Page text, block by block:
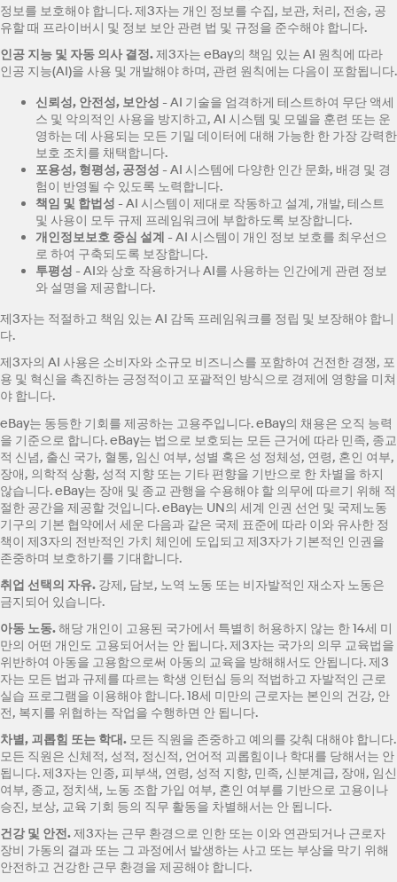
정보를 보호해야 합니다. 제3자는 개인 정보를 수집, 보관, 처리, 전송, 공
유할 때 프라이버시 및 정보 보안 관련 법 및 규정을 준수해야 합니다.
인공 지능 및 자동 의사 결정.제3자는 eBay의 책임 있는 AI 원칙에 따라
인공 지능(AI)을 사용 및 개발해야 하며, 관련 원칙에는 다음이 포함됩니다.
신뢰성, 안전성, 보안성 - AI 기술을 엄격하게 테스트하여 무단 액세
스 및 악의적인 사용을 방지하고, AI 시스템 및 모델을 훈련 또는 운
영하는 데 사용되는 모든 기밀 데이터에 대해 가능한 한 가장 강력한
보호 조치를 채택합니다.
포용성, 형평성, 공정성 - AI 시스템에 다양한 인간 문화, 배경 및 경
험이 반영될 수 있도록 노력합니다.
책임 및 합법성 - AI 시스템이 제대로 작동하고 설계, 개발, 테스트
및 사용이 모두 규제 프레임워크에 부합하도록 보장합니다.
개인정보보호 중심 설계 - AI 시스템이 개인 정보 보호를 최우선으
로 하여 구축되도록 보장합니다.
투평성 - AI와 상호 작용하거나 AI를 사용하는 인간에게 관련 정보
와 설명을 제공합니다.
제3자는 적절하고 책임 있는 AI 감독 프레임워크를 정립 및 보장해야 합니
다.
제3자의 AI 사용은 소비자와 소규모 비즈니스를 포함하여 건전한 경쟁, 포
용 및 혁신을 촉진하는 긍정적이고 포괄적인 방식으로 경제에 영향을 미쳐
야 합니다.
eBay는 동등한 기회를 제공하는 고용주입니다. eBay의 채용은 오직 능력
을 기준으로 합니다. eBay는 법으로 보호되는 모든 근거에 따라 민족, 종교
적 신념, 출신 국가, 혈통, 임신 여부, 성별 혹은 성 정체성, 연령, 혼인 여부,
장애, 의학적 상황, 성적 지향 또는 기타 편향을 기반으로 한 차별을 하지
않습니다. eBay는 장애 및 종교 관행을 수용해야 할 의무에 따르기 위해 적
절한 공간을 제공할 것입니다. eBay는 UN의 세계 인권 선언 및 국제노동
기구의 기본 협약에서 세운 다음과 같은 국제 표준에 따라 이와 유사한 정
책이 제3자의 전반적인 가치 체인에 도입되고 제3자가 기본적인 인권을
존중하며 보호하기를 기대합니다.
취업 선택의 자유. 강제, 담보, 노역 노동 또는 비자발적인 재소자 노동은
금지되어 있습니다.
아동 노동.해당 개인이 고용된 국가에서 특별히 허용하지 않는 한 14세 미
만의 어떤 개인도 고용되어서는 안 됩니다. 제3자는 국가의 의무 교육법을
위반하여 아동을 고용함으로써 아동의 교육을 방해해서도 안됩니다. 제3
자는 모든 법과 규제를 따르는 학생 인턴십 등의 적법하고 자발적인 근로
실습 프로그램을 이용해야 합니다. 18세 미만의 근로자는 본인의 건강, 안
전, 복지를 위협하는 작업을 수행하면 안 됩니다.
차별, 괴롭힘 또는 학대. 모든 직원을 존중하고 예의를 갖춰 대해야 합니다.
모든 직원은 신체적, 성적, 정신적, 언어적 괴롭힘이나 학대를 당해서는 안
됩니다. 제3자는 인종, 피부색, 연령, 성적 지향, 민족, 신분계급, 장애, 임신
여부, 종교, 정치색, 노동 조합 가입 여부, 혼인 여부를 기반으로 고용이나
승진, 보상, 교육 기회 등의 직무 활동을 차별해서는 안 됩니다.
건강 및 안전.제3자는 근무 환경으로 인한 또는 이와 연관되거나 근로자
장비 가동의 결과 또는 그 과정에서 발생하는 사고 또는 부상을 막기 위해
안전하고 건강한 근무 환경을 제공해야 합니다.